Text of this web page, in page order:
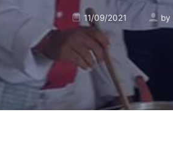
11/09/2021 by